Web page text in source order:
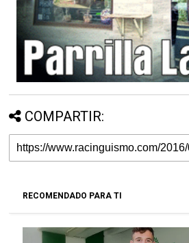
COMPARTIR:
RECOMENDADO PARA TI